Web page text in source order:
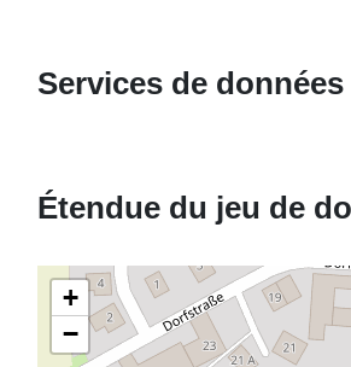
Services de données
Étendue du jeu de
+
−